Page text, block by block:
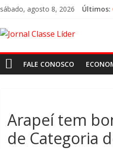
sábado, agosto 8, 2026 Últimos:
FALE CONOSCO
Arapeí tem
de Categoria